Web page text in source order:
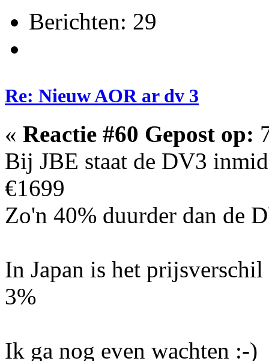
Berichten: 29
Re: Nieuw AOR ar dv 3
« Reactie #60 Gepost op:
Bij JBE staat de DV3
€1699
Zo'n 40% duurder dan de
In Japan is het
3%
Ik ga nog even wachten :-)